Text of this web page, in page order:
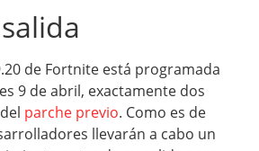
de Fortnite está programada
9 de abril, exactamente dos
parche previo. Como es de
llevarán a cabo un